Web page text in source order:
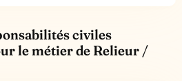
civiles
le métier de Relieur /